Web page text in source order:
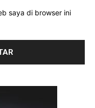
saya di browser ini